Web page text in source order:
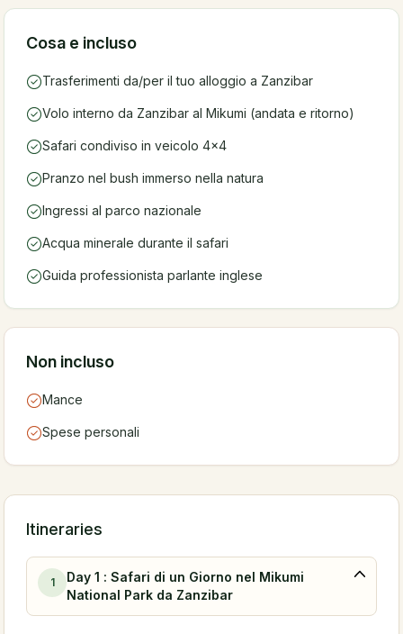
Cosa e incluso
Trasferimenti da/per il tuo alloggio a Zanzibar
Volo interno da Zanzibar al Mikumi (andata e ritorno)
Safari condiviso in veicolo 4x4
Pranzo nel bush immerso nella natura
Ingressi al parco nazionale
Acqua minerale durante il safari
Guida professionista parlante inglese
Non incluso
Mance
Spese personali
Itineraries
1
Day 1 : Safari di un Giorno nel Mikumi
National Park da Zanzibar